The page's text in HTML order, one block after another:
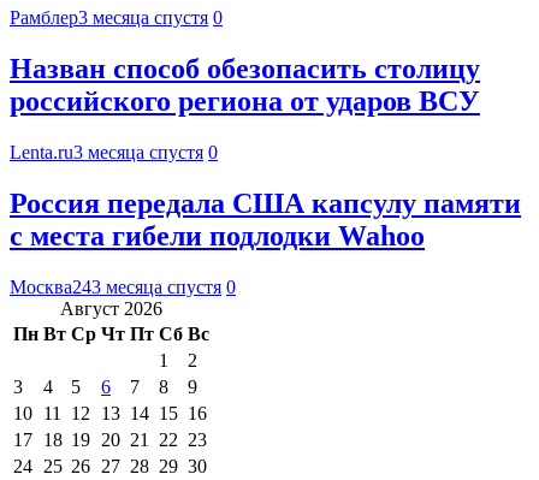
Рамблер3 месяца спустя 0
Назван способ обезопасить столицу
российского региона от ударов ВСУ
Lenta.ru3 месяца спустя 0
Россия передала США капсулу памяти
с места гибели подлодки Wahoo
Москва243 месяца спустя 0
Август 2026
Пн Вт Ср Чт Пт Сб Вс
1
2
3
4 5 6 7 8
9
10 11 12 13 14 15 16
17 18 19 20 21 22 23
24 25 26 27 28 29 30